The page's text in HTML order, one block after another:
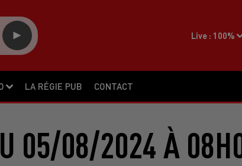
LA RÉGIE PUB CONTACT
Live : 100%
05/08/2024 À